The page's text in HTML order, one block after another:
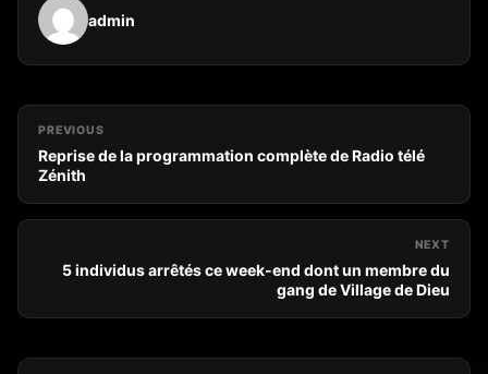
admin
PREVIOUS
Reprise de la programmation complète de Radio télé
Zénith
NEXT
5 individus arrêtés ce week-end dont un membre du
gang de Village de Dieu